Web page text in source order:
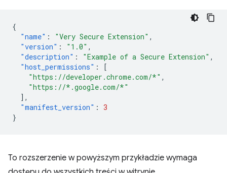
{
"name" : "Very Secure Extension" ,
"version" : "1.0" ,
"description" : "Example of a Secure Extension" ,
"host_permissions" :
[
"https://developer.chrome.com/*" ,
"https://*.google.com/*"
],
"manifest_version" : 3
}
To rozszerzenie w powyższym przykładzie wymaga